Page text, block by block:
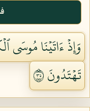
وَإِذۡ ءَاتَيۡنَا مُوسَى
تَهۡتَدُونَ ٥٣